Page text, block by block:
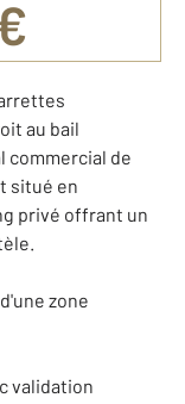
au bail
commercial de
situé en
privé offrant un
zone
validation